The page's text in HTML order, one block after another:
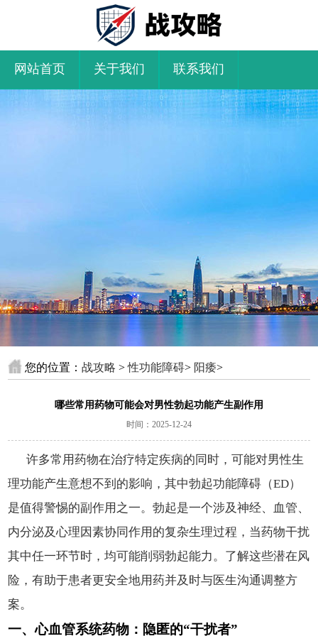
网站首页 关于我们 联系我们
您的位置：战攻略 >性功能障碍> 阳痿>
哪些常用药物可能会对男性勃起功能产生副作用
时间：2025-12-24
许多常用药物在治疗特定疾病的同时，可能对男性生
理功能产生意想不到的影响，其中勃起功能障碍（ED）
是值得警惕的副作用之一。勃起是一个涉及神经、血管、
内分泌及心理因素协同作用的复杂生理过程，当药物干扰
其中任一环节时，均可能削弱勃起能力。了解这些潜在风
险，有助于患者更安全地用药并及时与医生沟通调整方
案。
一、心血管系统药物：隐匿的“干扰者”